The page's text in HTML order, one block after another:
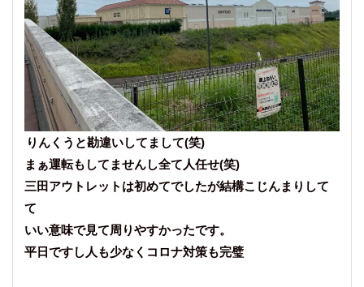
りんくうと勘違いしてまして(笑)
まぁ運転もしてませんし全て人任せ(笑)
三田アウトレットは初めてでしたが結構こじんまりして
て
いい意味で見て周りやすかったです。
平日ですし人も少なくコロナ対策も完璧